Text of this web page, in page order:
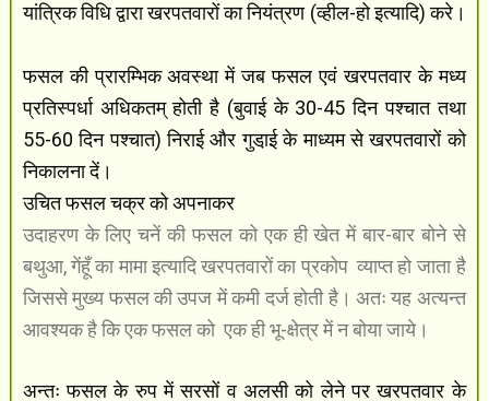
यांत्रिक विधि द्वारा खरपतवारों का नियंत्रण (व्हील-हो इत्यादि) करे।
फसल की प्रारम्भिक अवस्था में जब फसल एवं खरपतवार के मध्य
प्रतिस्पर्धा अधिकतम् होती है (बुवाई के 30-45 दिन पश्चात तथा
55-60 दिन पश्चात) निराई और गुडा़ई के माध्यम से खरपतवारों को
निकालना दें।
उचित फसल चक्र को अपनाकर
उदाहरण के लिए चनें की फसल को एक ही खेत में बार-बार बोने से
बथुआ, गेंहूँ का मामा इत्यादि खरपतवारों का प्रकोप व्याप्त हो जाता है
जिससे मुख्य फसल की उपज में कमी दर्ज होती है। अतः यह अत्यन्त
आवश्यक है कि एक फसल को एक ही भू-क्षेत्र में न बोया जाये।
अन्तः फसल के रुप में सरसों व अलसी को लेने पर खरपतवार के